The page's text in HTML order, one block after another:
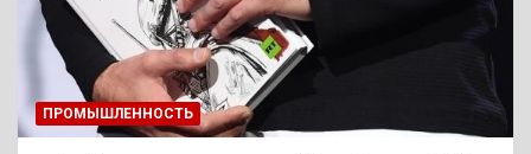
ПРОМЫШЛЕННОСТЬ